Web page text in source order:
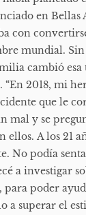
en Bellas
con
mundial.
cambió
“En 2018, mi
que le
mal y se
ellos. A los 21
No podía
a investigar
para poder
a superar el